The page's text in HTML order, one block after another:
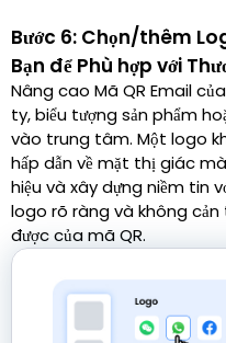
Bước 6: Chọn/thêm
Bạn để Phù hợp với
Nâng cao Mã QR Email
ty, biểu tượng sản phẩm
vào trung tâm. Một logo
hấp dẫn về mặt thị giác
hiệu và xây dựng niềm tin
logo rõ ràng và không
được của mã QR.